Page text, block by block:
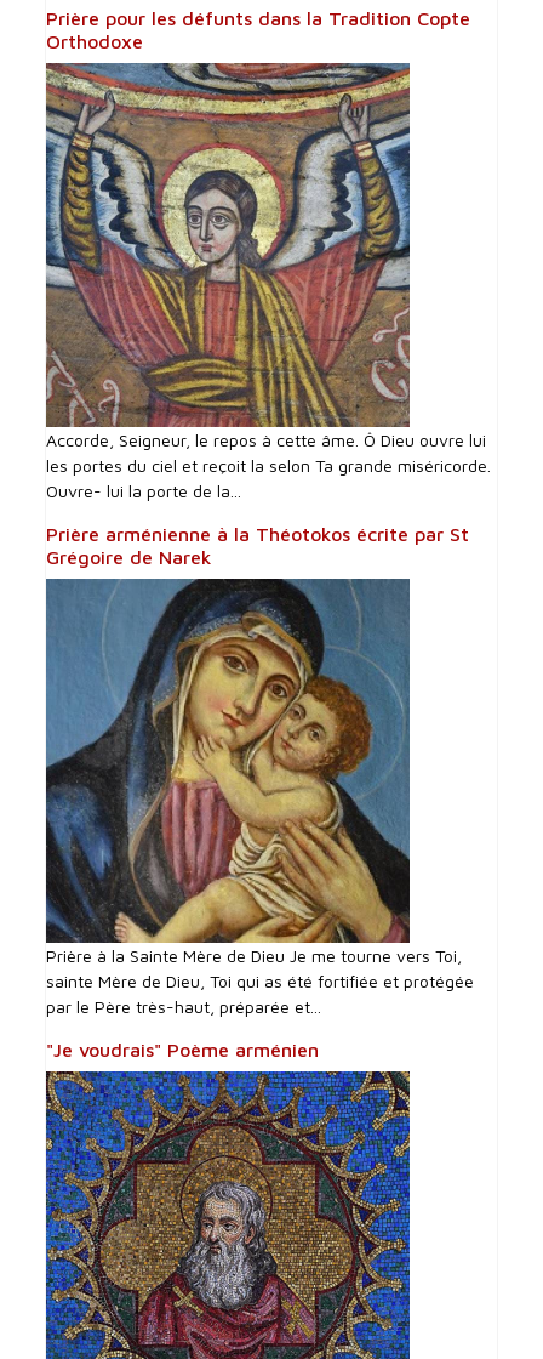
Prière pour les défunts dans la Tradition Copte
Orthodoxe
Accorde, Seigneur, le repos à cette âme. Ô Dieu ouvre lui
les portes du ciel et reçoit la selon Ta grande miséricorde.
Ouvre- lui la porte de la...
Prière arménienne à la Théotokos écrite par St
Grégoire de Narek
Prière à la Sainte Mère de Dieu Je me tourne vers Toi,
sainte Mère de Dieu, Toi qui as été fortifiée et protégée
par le Père très-haut, préparée et...
"Je voudrais" Poème arménien